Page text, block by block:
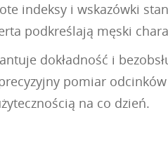
indeksy i wskazówki
podkreślają męski
dokładność i
pomiar
na co dzień.